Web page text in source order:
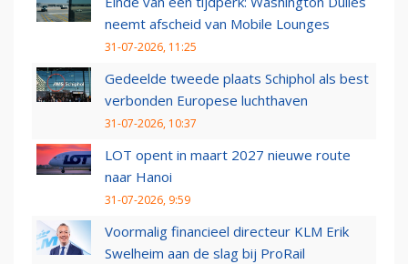
neemt afscheid van Mobile Lounges
31-07-2026, 11:25
Gedeelde tweede plaats Schiphol als best
verbonden Europese luchthaven
31-07-2026, 10:37
LOT opent in maart 2027 nieuwe route
naar Hanoi
31-07-2026, 9:59
Voormalig financieel directeur KLM Erik
Swelheim aan de slag bij ProRail